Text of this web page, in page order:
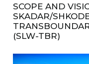
SCOPE AND
SKADAR/
(SLW-TBR)